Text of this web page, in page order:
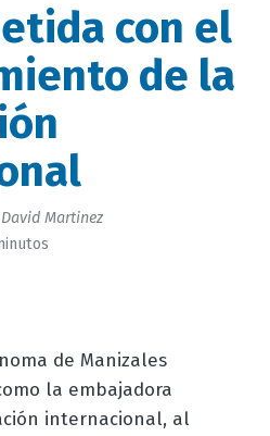
con el
de la
David Martinez
de Manizales
la embajadora
internacional, al